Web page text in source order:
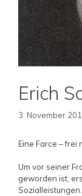
Erich
3. November
Eine Farce – frei
Um vor seiner
geworden ist,